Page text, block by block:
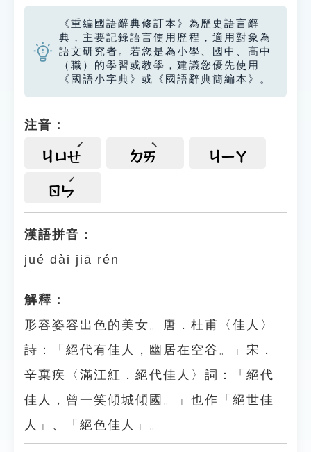
生命大百科索引
遊戲專區
教學應用
貓頭鷹博士
《重編國語辭典修訂本》為歷史語言辭
典，主要記錄語言使用歷程，適用對象為
語文研究者。若您是為小學、國中、高中
（職）的學習或教學，建議您優先使用
《國語小字典》或《國語辭典簡編本》。
注音：
ㄐㄩㄝ ㄉㄞ ㄐㄧㄚ
ㄖㄣ
漢語拼音：
jué dài jiā rén
解釋：
形容姿容出色的美女。唐．杜甫〈佳人〉
詩：「絕代有佳人，幽居在空谷。」宋．
辛棄疾〈滿江紅．絕代佳人〉詞：「絕代
佳人，曾一笑傾城傾國。」也作「絕世佳
人」、「絕色佳人」。